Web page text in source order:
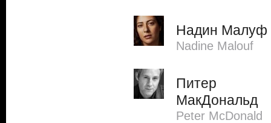
Надин Малуф
Nadine Malouf
Питер
МакДональд
Peter McDonald